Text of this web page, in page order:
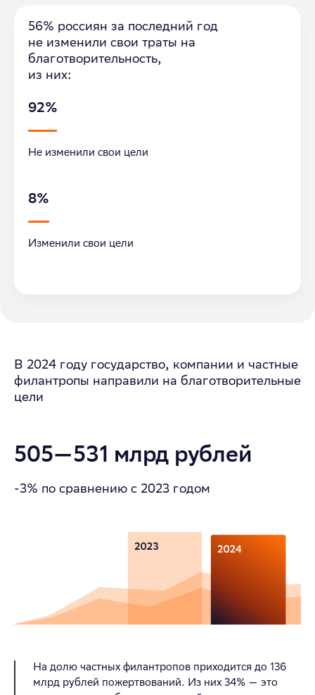
56% россиян за последний год
не изменили свои траты на
благотворительность,
из них:
92%
Не изменили свои цели
8%
Изменили свои цели
В 2024 году государство, компании и частные
филантропы направили на благотворительные
цели
505—531 млрд рублей
-3% по сравнению с 2023 годом
На долю частных филантропов приходится до 136
млрд рублей пожертвований. Из них 34% — это